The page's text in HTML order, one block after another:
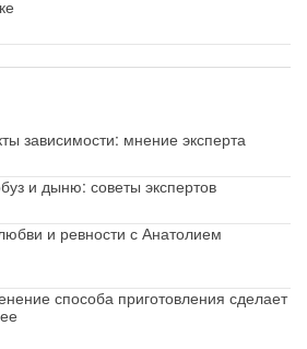
зависимости: мнение эксперта
и дыню: советы экспертов
и ревности с Анатолием
способа приготовления сделает